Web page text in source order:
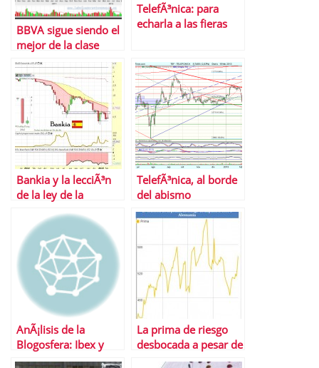
BBVA sigue siendo el
mejor de la clase
TelefÃ³nica: para
echarla a las fieras
Bankia y la lecciÃ³n
de la ley de la
bajistas
TelefÃ³nica, al borde
del abismo
AnÃ¡lisis de la
Blogosfera: Ibex y
Repsol
La prima de riesgo
desbocada a pesar de
la reforma financiera